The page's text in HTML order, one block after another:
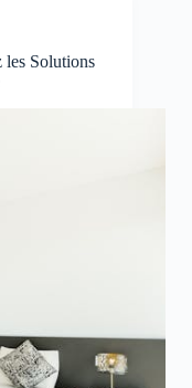
les Solutions